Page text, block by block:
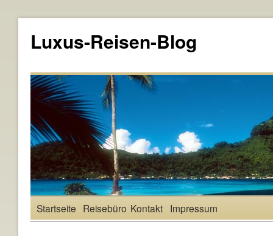
Luxus-Reisen-Blog
Startseite Reisebüro Kontakt Impressum